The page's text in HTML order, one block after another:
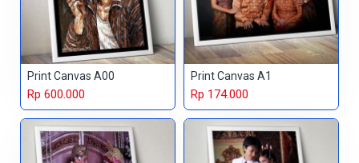
Print Canvas A00
Rp 600.000
Print Canvas A1
Rp 174.000